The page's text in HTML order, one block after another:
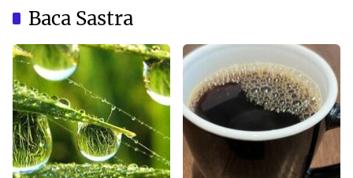
Baca Sastra